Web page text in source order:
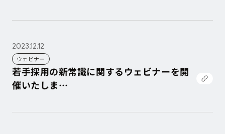
取り組みが掲
2023.12.12
ウェビナー
若手採用の新常識に関するウェビナーを開
催いたしま
催いたしま